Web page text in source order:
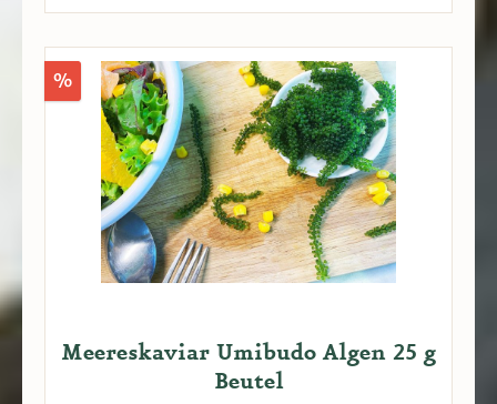
%
Meereskaviar Umibudo Algen 25 g
Beutel